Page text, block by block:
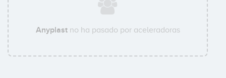
Anyplastno ha pasado por aceleradoras